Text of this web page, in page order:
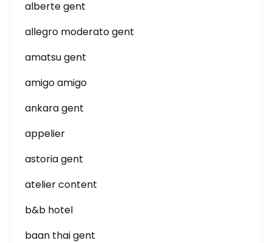
alberte gent
allegro moderato gent
amatsu gent
amigo amigo
ankara gent
appelier
astoria gent
atelier content
b&b hotel
baan thai gent